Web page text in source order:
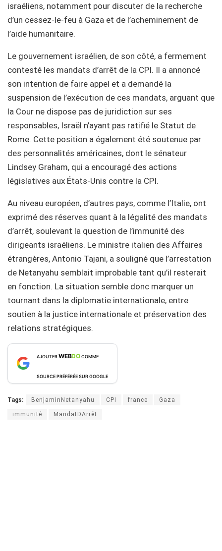
israéliens, notamment pour discuter de la recherche
d’un cessez-le-feu à Gaza et de l’acheminement de
l’aide humanitaire.
Le gouvernement israélien, de son côté, a fermement
contesté les mandats d’arrêt de la CPI. Il a annoncé
son intention de faire appel et a demandé la
suspension de l’exécution de ces mandats, arguant que
la Cour ne dispose pas de juridiction sur ses
responsables, Israël n’ayant pas ratifié le Statut de
Rome. Cette position a également été soutenue par
des personnalités américaines, dont le sénateur
Lindsey Graham, qui a encouragé des actions
législatives aux États-Unis contre la CPI.
Au niveau européen, d’autres pays, comme l’Italie, ont
exprimé des réserves quant à la légalité des mandats
d’arrêt, soulevant la question de l’immunité des
dirigeants israéliens. Le ministre italien des Affaires
étrangères, Antonio Tajani, a souligné que l’arrestation
de Netanyahu semblait improbable tant qu’il resterait
en fonction. La situation semble donc marquer un
tournant dans la diplomatie internationale, entre
soutien à la justice internationale et préservation des
relations stratégiques.
AJOUTERWEBDOCOMME
SOURCE PRÉFÉRÉE SUR GOOGLE
Tags: BenjaminNetanyahu CPI france Gaza
immunité MandatDArrêt